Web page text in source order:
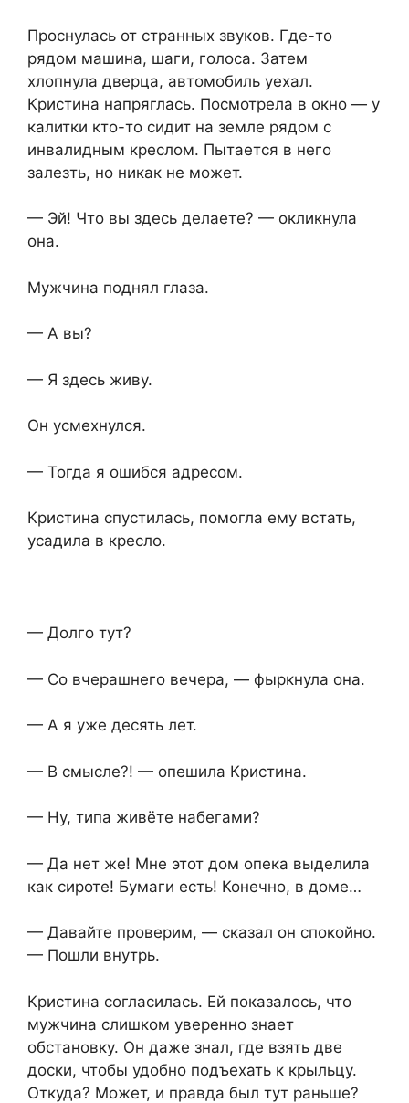
Проснулась от странных звуков. Где-то
рядом машина, шаги, голоса. Затем
хлопнула дверца, автомобиль уехал.
Кристина напряглась. Посмотрела в окно — у
калитки кто-то сидит на земле рядом с
инвалидным креслом. Пытается в него
залезть, но никак не может.
— Эй! Что вы здесь делаете? — окликнула
она.
Мужчина поднял глаза.
— А вы?
— Я здесь живу.
Он усмехнулся.
— Тогда я ошибся адресом.
Кристина спустилась, помогла ему встать,
усадила в кресло.
— Долго тут?
— Со вчерашнего вечера, — фыркнула она.
— А я уже десять лет.
— В смысле?! — опешила Кристина.
— Ну, типа живёте набегами?
— Да нет же! Мне этот дом опека выделила
как сироте! Бумаги есть! Конечно, в доме…
— Давайте проверим, — сказал он спокойно.
— Пошли внутрь.
Кристина согласилась. Ей показалось, что
мужчина слишком уверенно знает
обстановку. Он даже знал, где взять две
доски, чтобы удобно подъехать к крыльцу.
Откуда? Может, и правда был тут раньше?